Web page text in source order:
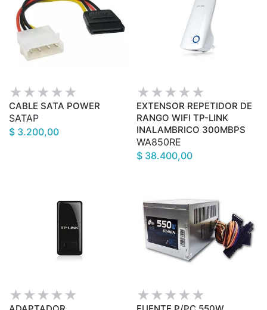
CABLE SATA POWER
SATAP
$ 3.200,00
EXTENSOR REPETIDOR DE
RANGO WIFI TP-LINK
INALAMBRICO 300MBPS
WA850RE
$ 38.400,00